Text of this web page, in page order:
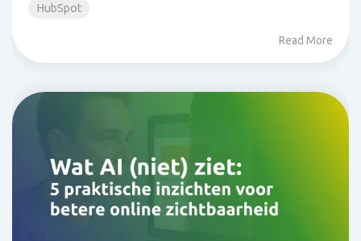
HubSpot
Read More